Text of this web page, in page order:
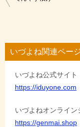
ビ
ゲ
いづよね関連ペー
いづよね公式サイト
https://iduyone.com
いづよねオンライン
https://genmai.shop